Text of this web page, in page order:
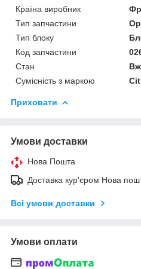
Країна виробник
Тип запчастини
Тип блоку
Код запчастини
Стан
Сумісність з маркою
Приховати
Умови доставки
Нова Пошта
Доставка кур'єром Нова
Всі умови доставки
Умови оплати